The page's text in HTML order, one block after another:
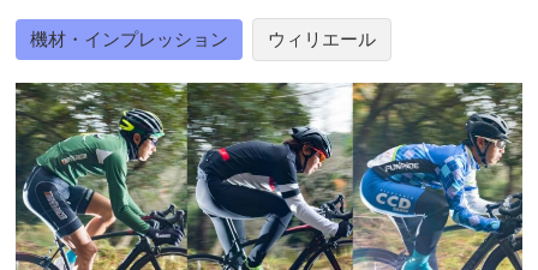
機材・インプレッション ウィリエール